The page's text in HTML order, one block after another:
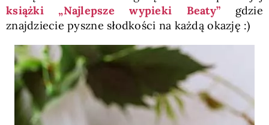
książki „Najlepsze wypieki Beaty” gdzie
znajdziecie pyszne słodkości na każdą okazję :)